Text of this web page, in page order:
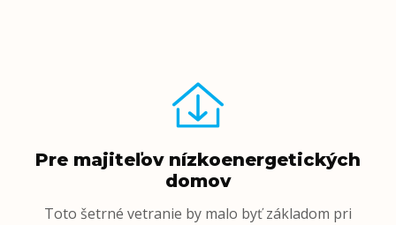
Pre majiteľov nízkoenergetických
domov
Toto šetrné vetranie by malo byť základom pri